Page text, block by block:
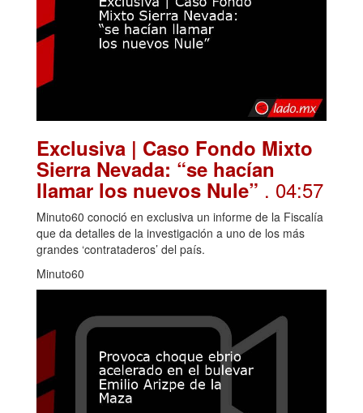
Exclusiva | Caso Fondo Mixto
Sierra Nevada: “se hacían
llamar los nuevos Nule” . 04:57
Minuto60 conoció en exclusiva un informe de la Fiscalía
que da detalles de la investigación a uno de los más
grandes ‘contrataderos’ del país.
Minuto60